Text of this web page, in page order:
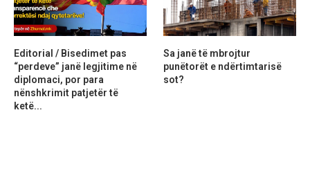
Editorial / Bisedimet pas
“perdeve” janë legjitime në
diplomaci, por para
nënshkrimit patjetër të
ketë...
Sa janë të mbrojtur
punëtorët e ndërtimtarisë
sot?